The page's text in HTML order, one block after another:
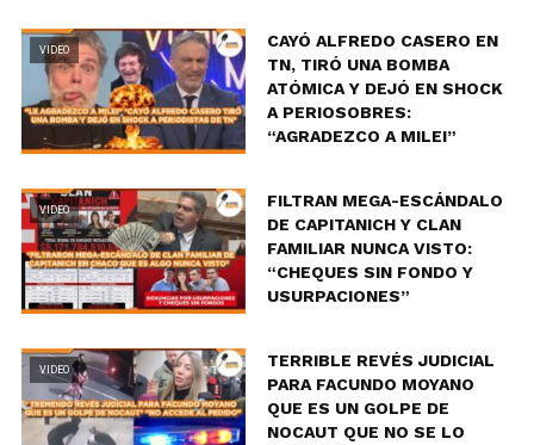
VIDEO
CAYÓ ALFREDO CASERO EN
TN, TIRÓ UNA BOMBA
ATÓMICA Y DEJÓ EN SHOCK
A PERIOSOBRES:
“AGRADEZCO A MILEI”
VIDEO
FILTRAN MEGA-ESCÁNDALO
DE CAPITANICH Y CLAN
FAMILIAR NUNCA VISTO:
“CHEQUES SIN FONDO Y
USURPACIONES”
VIDEO
TERRIBLE REVÉS JUDICIAL
PARA FACUNDO MOYANO
QUE ES UN GOLPE DE
NOCAUT QUE NO SE LO